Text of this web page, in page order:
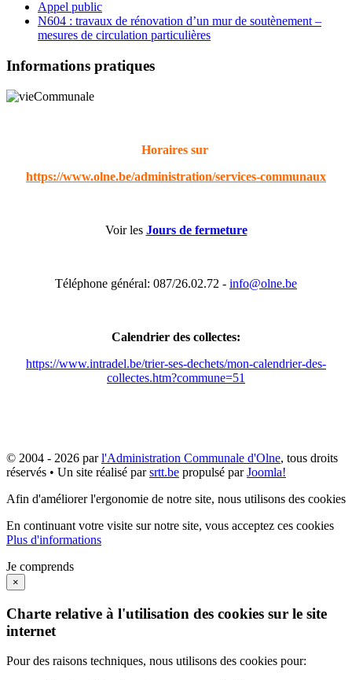
Appel public
N604 : travaux de rénovation d’un mur de soutènement –
mesures de circulation particulières
Informations pratiques
Horaires sur
https://www.olne.be/administration/services-communaux
Voir les Jours de fermeture
Téléphone général: 087/26.02.72 - info@olne.be
Calendrier des collectes:
https://www.intradel.be/trier-ses-dechets/mon-calendrier-des-
collectes.htm?commune=51
© 2004 - 2026 parl'Administration Communale d'Olne, tous droits
réservés • Un site réalisé parsrtt.be propulsé parJoomla!
Afin d'améliorer l'ergonomie de notre site, nous utilisons des cookies
En continuant votre visite sur notre site, vous acceptez ces cookies
Plus d'informations
Je comprends
×
Charte relative à l'utilisation des cookies sur le site
internet
Pour des raisons techniques, nous utilisons des cookies pour: